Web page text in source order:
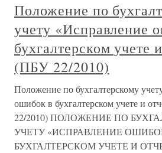
Положение по
учету «Исправление
бухгалтерском учете
(ПБУ 22/2010)
Положение по бухгалтерскому
ошибок в бухгалтерском учете и
22/2010) ПОЛОЖЕНИЕ ПО
УЧЕТУ «ИСПРАВЛЕНИЕ
БУХГАЛТЕРСКОМ УЧЕТЕ И